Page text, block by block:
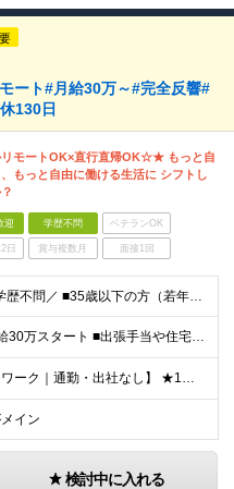
ート#月給30万～#完全反響#
130日
モートOK×直行直帰OK☆★ もっと自
もっと自由に働ける生活に シフトし
迎 学歴不問 ベテランOK
日 賞与複数月 面接1回
＼未経験OK・学歴不問／ ■35歳以下の方（若年層の長期キャリア形成のため） ■第二新卒OK ■普通自動車免許（AT）をお持ちの方 ▼▽こんな方はぜひご応募ください！▽▼ 「車の運転が好き！」 「地
■未経験でも月給30万スタート ■出張手当や住宅手当あり 【東京都・神奈川県】 月給35万円～60万円＋インセンティブ＋賞与＋諸手当 上記月給は、月42時間分の固定残業代（月8万3900円以上）を含
【フルリモートワーク｜通勤・出社なし】 ★1人1台社用車貸与 ★転勤なし ★直帰直行OK 【本社】 兵庫県神戸市中央区明石町44 神戸御幸ビル4F ★☆積極採用中☆★ ◆北海道・東北：札幌／福島／
イン
検討中に入れる